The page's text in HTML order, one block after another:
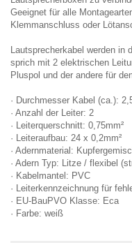
Geeignet für alle
Klemmanschluss oder
Lautsprecherkabel werden in
sprich mit 2 elektrischen
Pluspol und der andere für
· Durchmesser Kabel (ca.):
· Anzahl der Leiter: 2
· Leiterquerschnitt: 0,75mm²
· Leiteraufbau: 24 x 0,2mm²
· Adernmaterial:
· Adern Typ: Litze / flexibel
· Kabelmantel: PVC
· Leiterkennzeichnung für
· EU-BauPVO Klasse: Eca
· Farbe: weiß